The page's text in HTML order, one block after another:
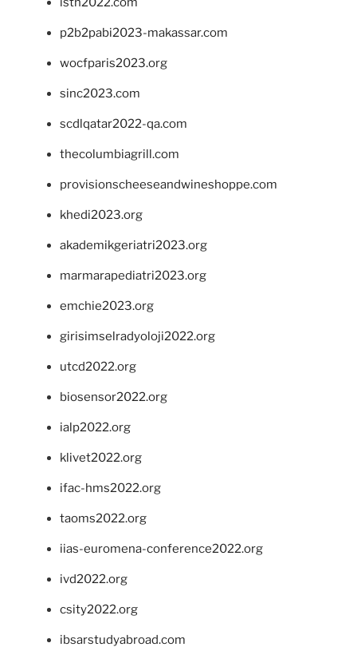
p2b2pabi2023-makassar.com
wocfparis2023.org
sinc2023.com
scdlqatar2022-qa.com
thecolumbiagrill.com
provisionscheeseandwineshoppe.com
khedi2023.org
akademikgeriatri2023.org
marmarapediatri2023.org
emchie2023.org
girisimselradyoloji2022.org
utcd2022.org
biosensor2022.org
ialp2022.org
klivet2022.org
ifac-hms2022.org
taoms2022.org
iias-euromena-conference2022.org
ivd2022.org
csity2022.org
ibsarstudyabroad.com